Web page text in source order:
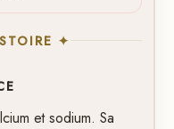
✦
et sodium. Sa